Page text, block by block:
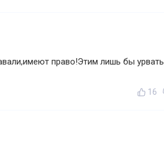
право!Этим лишь бы урвать
16